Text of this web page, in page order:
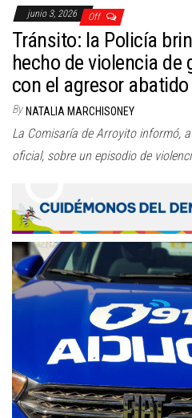
junio 3, 2026 Off
Tránsito: la Policía
hecho de violencia de
con el agresor
By NATALIA MARCHISONEY
La Comisaría de Arroyito informó,
oficial, sobre un episodio de